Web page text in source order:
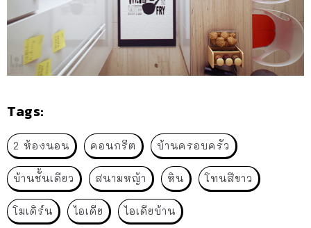
Tags:
2 ห้องนอน คอนกรีต บ้านครอบครัว
บ้านชั้นเดียว สนามหญ้า หิน โทนสีขาว
โมเดิร์น ไอเดีย ไอเดียบ้าน